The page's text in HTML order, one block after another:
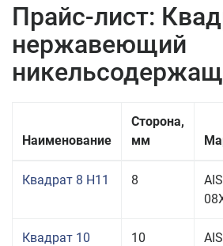
Прайс-лист:
нержавеющий
Наименование
Сторона,
мм
Квадрат 8 H11 8
Квадрат 10
10